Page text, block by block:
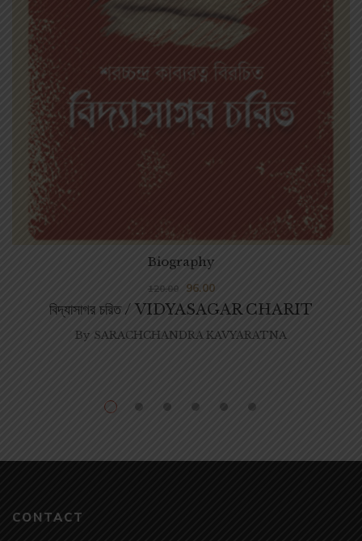
বিদ্যাসাগর চরিত / VIDYASAGAR CHARIT
Biography
120.00 96.00
By SARACHCHANDRA KAVYARATNA
CONTACT